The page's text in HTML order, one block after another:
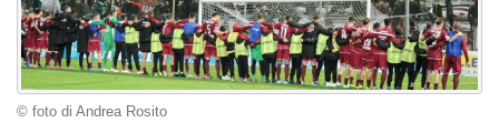
© foto di Andrea Rosito